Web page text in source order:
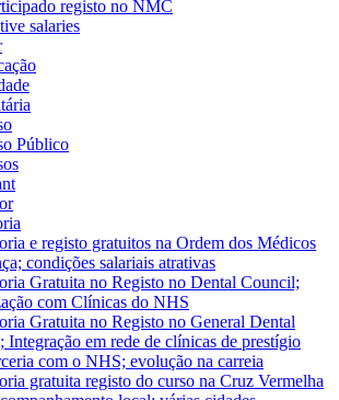
registo no NMC
salaries
Público
e registo gratuitos na Ordem dos Médicos
condições salariais atrativas
Gratuita no Registo no Dental Council;
com Clínicas do NHS
Gratuita no Registo no General Dental
Integração em rede de clínicas de prestígio
com o NHS; evolução na carreia
gratuita registo do curso na Cruz Vermelha